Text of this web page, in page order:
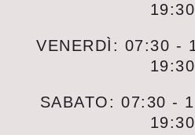
19:30
VENERDÌ: 07:30 -
19:30
SABATO: 07:30 -
19:30